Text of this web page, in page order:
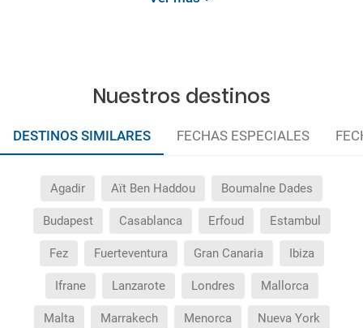
Nuestros destinos
DESTINOS SIMILARES FECHAS ESPECIALES
Agadir Aït Ben Haddou Boumalne Dades
Budapest Casablanca Erfoud Estambul
Fez Fuerteventura Gran Canaria Ibiza
Ifrane Lanzarote Londres Mallorca
Malta Marrakech Menorca Nueva York